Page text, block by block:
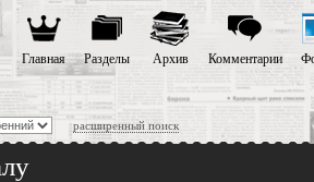
расширенный поиск
Главная Разделы Архив Комментарии